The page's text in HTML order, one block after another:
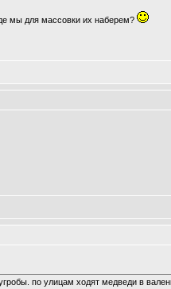
мы для массовки их наберем?
по улицам ходят медведи в